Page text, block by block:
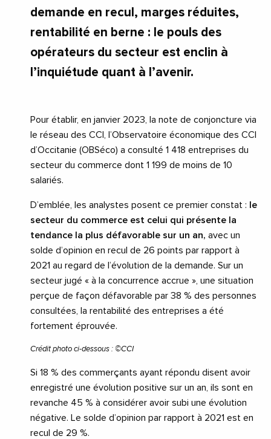
demande en recul, marges réduites,
rentabilité en berne : le pouls des
opérateurs du secteur est enclin à
l’inquiétude quant à l’avenir.
Pour établir, en janvier 2023, la note de conjoncture via
le réseau des CCI, l’Observatoire économique des CCI
d’Occitanie (OBSéco) a consulté 1 418 entreprises du
secteur du commerce dont 1 199 de moins de 10
salariés.
D’emblée, les analystes posent ce premier constat :
le
secteur du commerce est celui qui présente la
tendance la plus défavorable sur un an, avec un
solde d’opinion en recul de 26 points par rapport à
2021 au regard de l’évolution de la demande. Sur un
secteur jugé « à la concurrence accrue », une situation
perçue de façon défavorable par 38 % des personnes
consultées, la rentabilité des entreprises a été
fortement éprouvée.
Crédit photo ci-dessous : ©CCI
Si 18 % des commerçants ayant répondu disent avoir
enregistré une évolution positive sur un an, ils sont en
revanche 45 % à considérer avoir subi une évolution
négative. Le solde d’opinion par rapport à 2021 est en
recul de 29 %.